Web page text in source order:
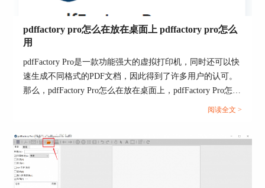
pdffactory pro怎么在放在桌面上 pdffactory pro怎么
用
pdfFactory Pro是一款功能强大的虚拟打印机，同时还可以快
速生成不同格式的PDF文档，因此得到了许多用户的认可。
那么，pdfFactory Pro怎么在放在桌面上，pdfFactory Pro怎么
阅读全文 >